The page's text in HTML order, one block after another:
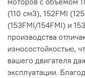
(110 см3), 152FMI
(153FMI/154FMI) и
производства
износостойкостью,
вашего двигателя
эксплуатации.